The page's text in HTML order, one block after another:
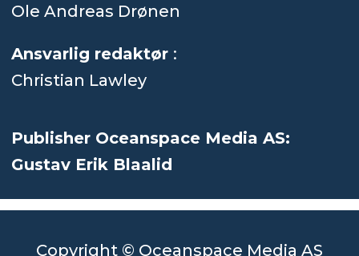
Ole Andreas Drønen
Ansvarlig redaktør :
Christian Lawley
Publisher Oceanspace Media AS:
Gustav Erik Blaalid
Copyright © Oceanspace Media AS